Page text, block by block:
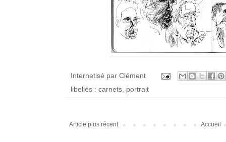
Internetisé par Clément
libellés : carnets, portrait
Article plus récent Accueil